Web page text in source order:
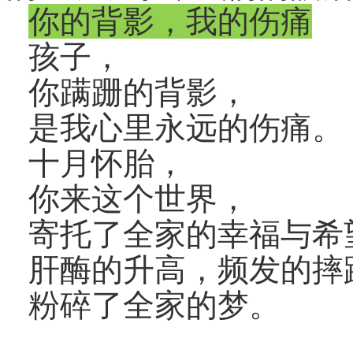
你的背影，我的伤痛
孩子，
你蹒跚的背影，
是我心里永远的伤痛。
十月怀胎，
你来这个世界，
寄托了全家的幸福与希
肝酶的升高，频发的摔
粉碎了全家的梦。